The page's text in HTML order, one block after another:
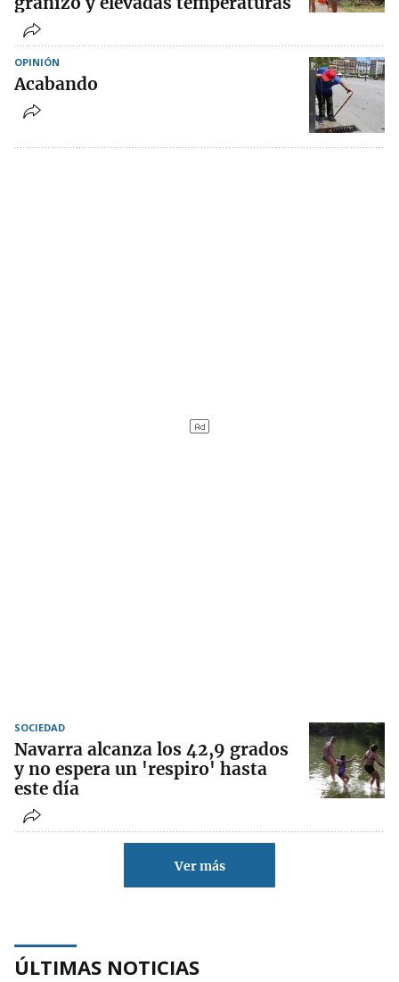
OPINIÓN
Acabando
SOCIEDAD
Navarra alcanza los 42,9 grados
y no espera un 'respiro' hasta
este día
Ver más
ÚLTIMAS NOTICIAS